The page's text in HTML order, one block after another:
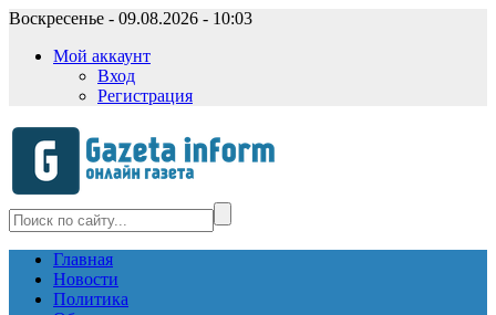
Воскресенье - 09.08.2026 - 10:03
Мой аккаунт
Вход
Регистрация
Главная
Новости
Политика